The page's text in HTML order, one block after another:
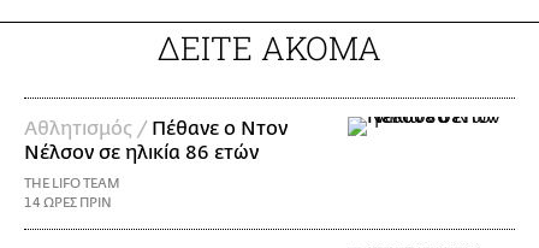
ΔΕΙΤΕ ΑΚΟΜΑ
Αθλητισμός / Πέθανε ο Ντον
Νέλσον σε ηλικία 86 ετών
THE LIFO TEAM
14 ΩΡΕΣ ΠΡΙΝ